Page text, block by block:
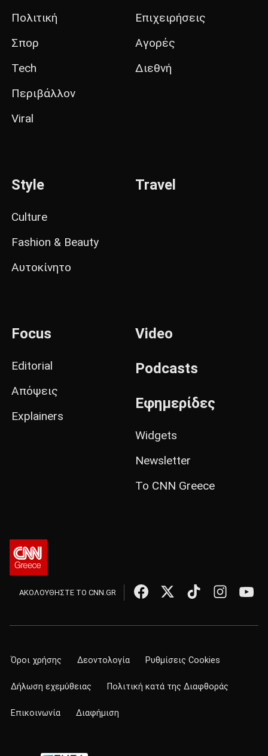
Πολιτική
Σπορ
Tech
Περιβάλλον
Viral
Επιχειρήσεις
Αγορές
Διεθνή
Style
Culture
Fashion & Beauty
Αυτοκίνητο
Travel
Focus
Editorial
Απόψεις
Explainers
Video
Podcasts
Εφημερίδες
Widgets
Newsletter
Το CNN Greece
ΑΚΟΛΟΥΘΗΣΤΕ ΤΟ CNN.GR
Όροι χρήσης Δεοντολογία Ρυθμίσεις Cookies
Δήλωση εχεμύθειας Πολιτική κατά της Διαφθοράς
Επικοινωνία Διαφήμιση